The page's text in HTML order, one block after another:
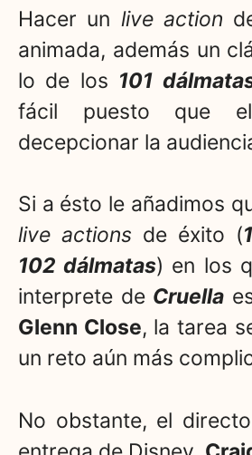
Hacer un live action
animada, además un
lo de los 101
fácil puesto que
decepcionar la
Si a ésto le añadimos
live actions de éxito (
102 dálmatas) en los
interprete de Cruella
Glenn Close, la tarea
un reto aún más
No obstante, el